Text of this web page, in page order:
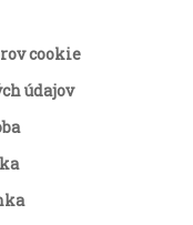
cookie
údajov